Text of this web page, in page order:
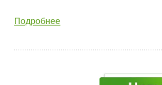
Подробнее